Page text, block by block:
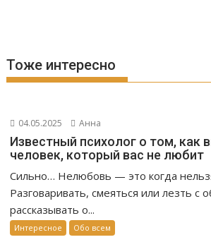
Тоже интересно
04.05.2025 Анна
Известный психолог о том, как
человек, который вас не любит
Сильно… Нелюбовь — это когда
Разговаривать, смеяться или лезть с
рассказывать о...
Интересное Обо всем